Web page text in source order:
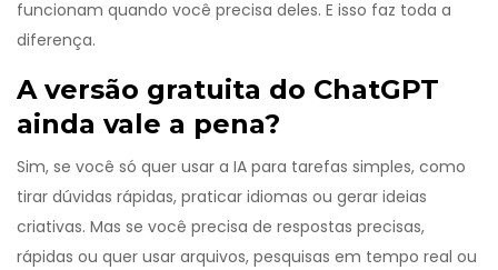
funcionam quando você precisa deles. E isso faz toda a
diferença.
A versão gratuita do ChatGPT
ainda vale a pena?
Sim, se você só quer usar a IA para tarefas simples, como
tirar dúvidas rápidas, praticar idiomas ou gerar ideias
criativas. Mas se você precisa de respostas precisas,
rápidas ou quer usar arquivos, pesquisas em tempo real ou